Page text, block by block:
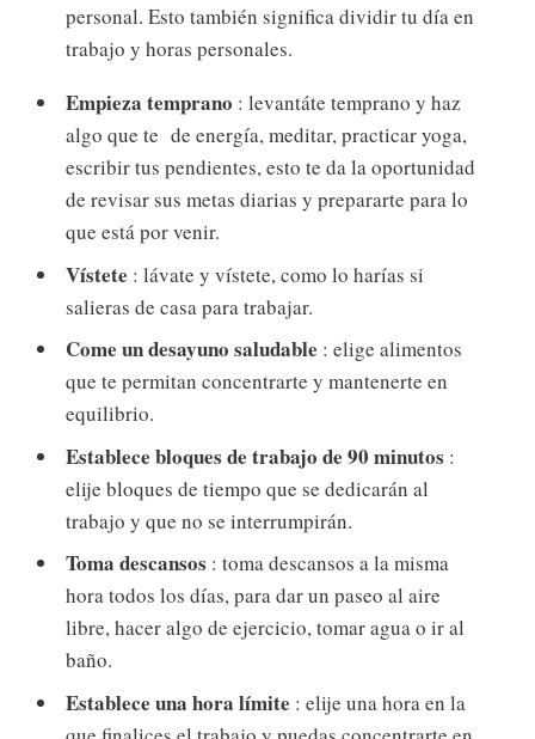
personal. Esto también significa dividir tu día en
trabajo y horas personales.
Empieza temprano : levantáte temprano y haz
algo que te de energía, meditar, practicar yoga,
escribir tus pendientes, esto te da la oportunidad
de revisar sus metas diarias y prepararte para lo
que está por venir.
Vístete : lávate y vístete, como lo harías si
salieras de casa para trabajar.
Come un desayuno saludable : elige alimentos
que te permitan concentrarte y mantenerte en
equilibrio.
Establece bloques de trabajo de 90 minutos :
elije bloques de tiempo que se dedicarán al
trabajo y que no se interrumpirán.
Toma descansos : toma descansos a la misma
hora todos los días, para dar un paseo al aire
libre, hacer algo de ejercicio, tomar agua o ir al
baño.
Establece una hora límite : elije una hora en la